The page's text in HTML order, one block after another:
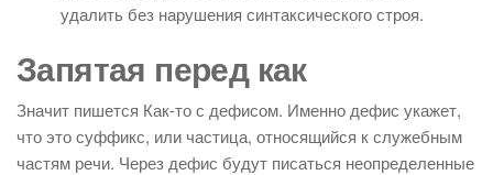
удалить без нарушения синтаксического строя.
Запятая перед как
Значит пишется Как-то с дефисом. Именно дефис укажет,
что это суффикс, или частица, относящийся к служебным
частям речи. Через дефис будут писаться неопределенные